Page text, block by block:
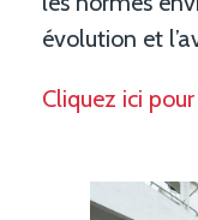
évolution et
Cliquez ici